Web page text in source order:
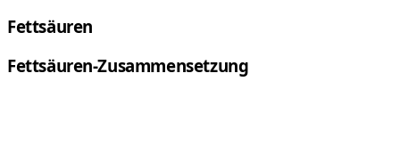
Fettsäuren
Fettsäuren-Zusammensetzung